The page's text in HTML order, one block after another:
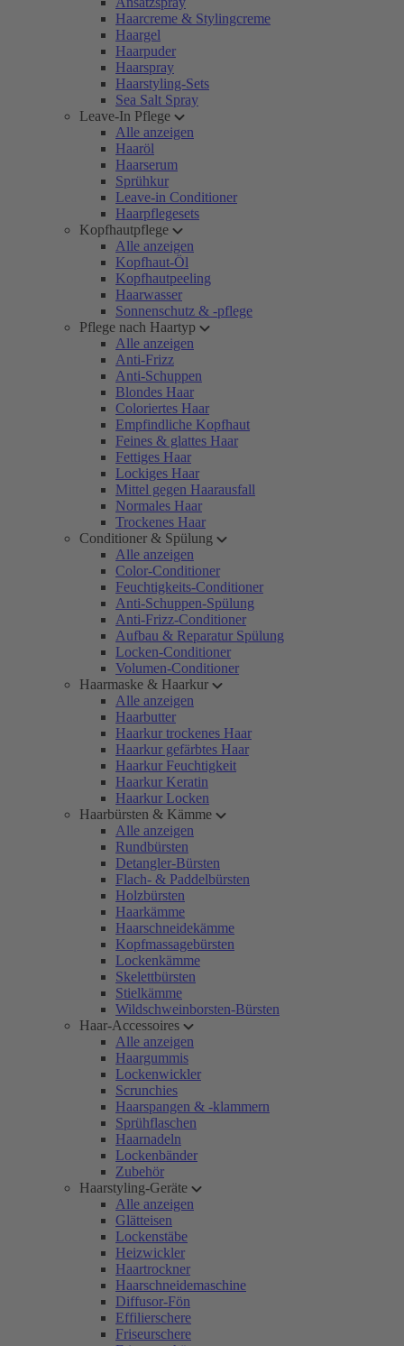
Haarcreme & Stylingcreme
Haargel
Haarpuder
Haarspray
Haarstyling-Sets
Sea Salt Spray
Leave-In Pflege
Alle anzeigen
Haaröl
Haarserum
Sprühkur
Leave-in Conditioner
Haarpflegesets
Kopfhautpflege
Alle anzeigen
Kopfhaut-Öl
Kopfhautpeeling
Haarwasser
Sonnenschutz & -pflege
Pflege nach Haartyp
Alle anzeigen
Anti-Frizz
Anti-Schuppen
Blondes Haar
Coloriertes Haar
Empfindliche Kopfhaut
Feines & glattes Haar
Fettiges Haar
Lockiges Haar
Mittel gegen Haarausfall
Normales Haar
Trockenes Haar
Conditioner & Spülung
Alle anzeigen
Color-Conditioner
Feuchtigkeits-Conditioner
Anti-Schuppen-Spülung
Anti-Frizz-Conditioner
Aufbau & Reparatur Spülung
Locken-Conditioner
Volumen-Conditioner
Haarmaske & Haarkur
Alle anzeigen
Haarbutter
Haarkur trockenes Haar
Haarkur gefärbtes Haar
Haarkur Feuchtigkeit
Haarkur Keratin
Haarkur Locken
Haarbürsten & Kämme
Alle anzeigen
Rundbürsten
Detangler-Bürsten
Flach- & Paddelbürsten
Holzbürsten
Haarkämme
Haarschneidekämme
Kopfmassagebürsten
Lockenkämme
Skelettbürsten
Stielkämme
Wildschweinborsten-Bürsten
Haar-Accessoires
Alle anzeigen
Haargummis
Lockenwickler
Scrunchies
Haarspangen & -klammern
Sprühflaschen
Haarnadeln
Lockenbänder
Zubehör
Haarstyling-Geräte
Alle anzeigen
Glätteisen
Lockenstäbe
Heizwickler
Haartrockner
Haarschneidemaschine
Diffusor-Fön
Effilierschere
Friseurschere